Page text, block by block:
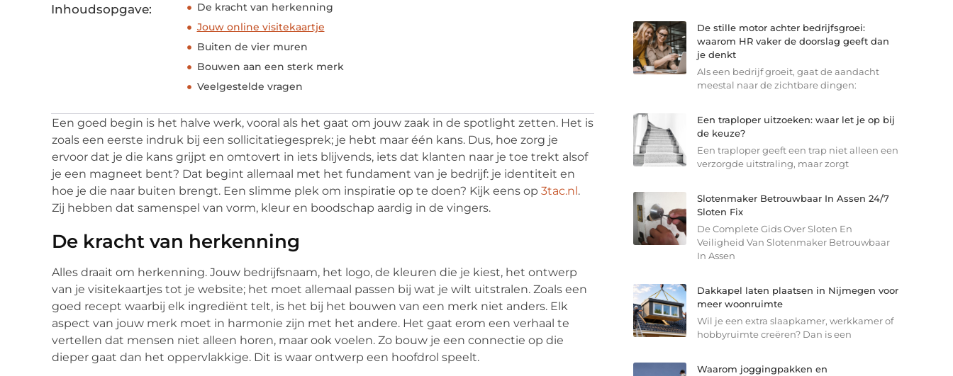
Inhoudsopgave:
De kracht van herkenning
Jouw online visitekaartje
Buiten de vier muren
Bouwen aan een sterk merk
Veelgestelde vragen
Een goed begin is het halve werk, vooral als het gaat om jouw zaak in de spotlight zetten. Het is
zoals een eerste indruk bij een sollicitatiegesprek; je hebt maar één kans. Dus, hoe zorg je
ervoor dat je die kans grijpt en omtovert in iets blijvends, iets dat klanten naar je toe trekt alsof
je een magneet bent? Dat begint allemaal met het fundament van je bedrijf: je identiteit en
hoe je die naar buiten brengt. Een slimme plek om inspiratie op te doen? Kijk eens op 3tac.nl.
Zij hebben dat samenspel van vorm, kleur en boodschap aardig in de vingers.
De kracht van herkenning
Alles draait om herkenning. Jouw bedrijfsnaam, het logo, de kleuren die je kiest, het ontwerp
van je visitekaartjes tot je website; het moet allemaal passen bij wat je wilt uitstralen. Zoals een
goed recept waarbij elk ingrediënt telt, is het bij het bouwen van een merk niet anders. Elk
aspect van jouw merk moet in harmonie zijn met het andere. Het gaat erom een verhaal te
vertellen dat mensen niet alleen horen, maar ook voelen. Zo bouw je een connectie op die
dieper gaat dan het oppervlakkige. Dit is waar ontwerp een hoofdrol speelt.
De stille motor achter bedrijfsgroei:
waarom HR vaker de doorslag geeft dan
je denkt
Als een bedrijf groeit, gaat de aandacht
meestal naar de zichtbare dingen:
Een traploper uitzoeken: waar let je op bij
de keuze?
Een traploper geeft een trap niet alleen een
verzorgde uitstraling, maar zorgt
Slotenmaker Betrouwbaar In Assen 24/7
Sloten Fix
De Complete Gids Over Sloten En
Veiligheid Van Slotenmaker Betrouwbaar
In Assen
Dakkapel laten plaatsen in Nijmegen voor
meer woonruimte
Wil je een extra slaapkamer, werkkamer of
hobbyruimte creëren? Dan is een
Waarom joggingpakken en